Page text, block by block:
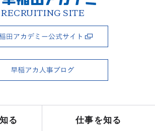
RECRUITING SITE
る 仕事を知る